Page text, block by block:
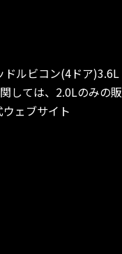
ドルビコン(4ドア)3.6L
しては、2.0Lのみの販
ェブサイト